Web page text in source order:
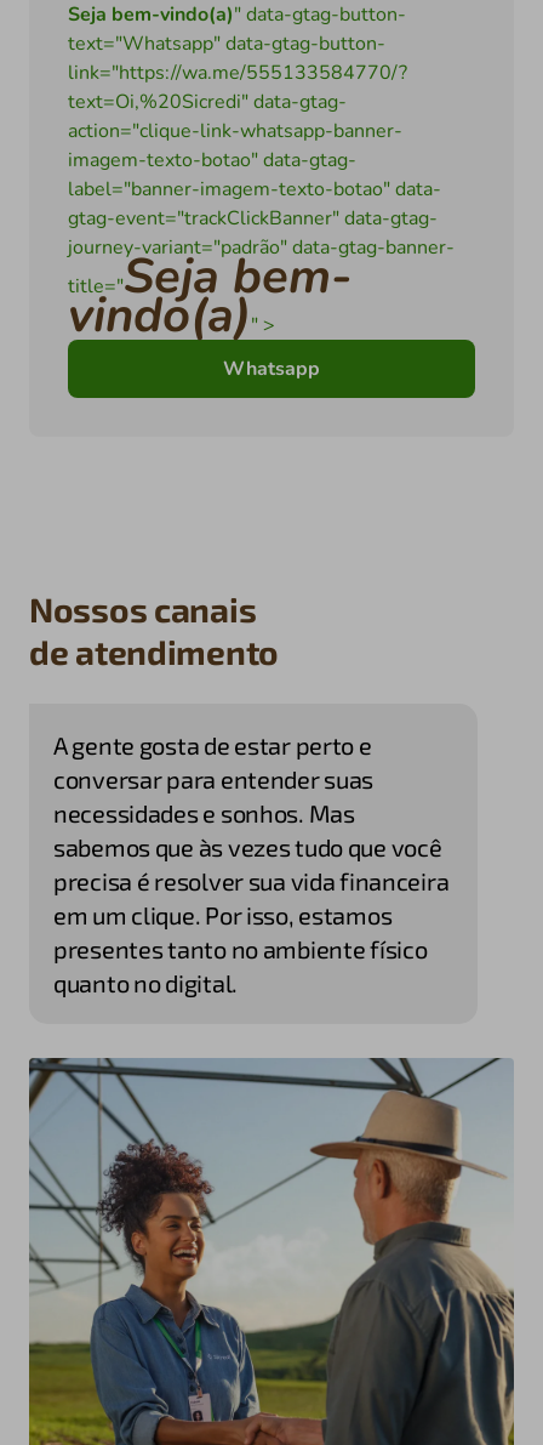
Seja bem-vindo(a)" data-gtag-button-
text="Whatsapp" data-gtag-button-
link="https://wa.me/555133584770/?
text=Oi,%20Sicredi" data-gtag-
action="clique-link-whatsapp-banner-
imagem-texto-botao" data-gtag-
label="banner-imagem-texto-botao" data-
gtag-event="trackClickBanner" data-gtag-
journey-variant="padrão" data-gtag-banner-
title="Seja bem-
vindo(a)" >
Whatsapp
Nossos canais
de atendimento
A gente gosta de estar perto e
conversar para entender suas
necessidades e sonhos. Mas
sabemos que às vezes tudo que você
precisa é resolver sua vida financeira
em um clique. Por isso, estamos
presentes tanto no ambiente físico
quanto no digital.